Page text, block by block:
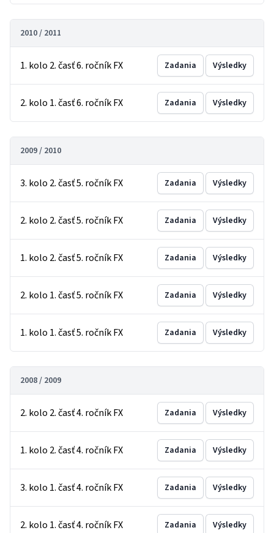
2010 / 2011
1. kolo 2. časť 6. ročník FX Zadania Výsledky
2. kolo 1. časť 6. ročník FX Zadania Výsledky
2009 / 2010
3. kolo 2. časť 5. ročník FX Zadania Výsledky
2. kolo 2. časť 5. ročník FX Zadania Výsledky
1. kolo 2. časť 5. ročník FX Zadania Výsledky
2. kolo 1. časť 5. ročník FX Zadania Výsledky
1. kolo 1. časť 5. ročník FX Zadania Výsledky
2008 / 2009
2. kolo 2. časť 4. ročník FX Zadania Výsledky
1. kolo 2. časť 4. ročník FX Zadania Výsledky
3. kolo 1. časť 4. ročník FX Zadania Výsledky
2. kolo 1. časť 4. ročník FX Zadania Výsledky